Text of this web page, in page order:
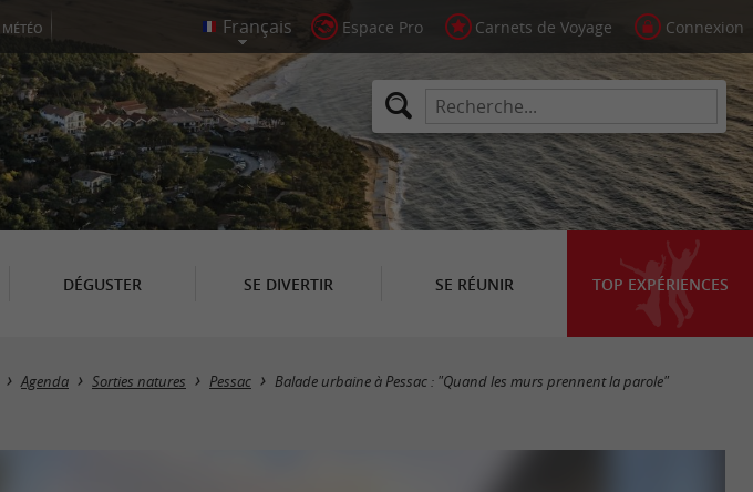
MÉTÉO Espace Pro Carnets de Voyage Connexion
DÉGUSTER SE DIVERTIR SE RÉUNIR TOP EXPÉRIENCES
Agenda Sorties natures Pessac Balade urbaine à Pessac : "Quand les murs prennent la parole"